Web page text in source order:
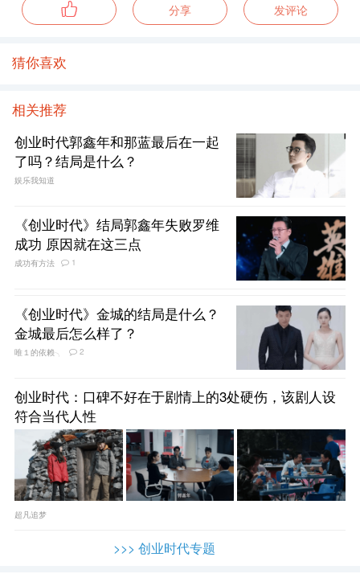
分享 发评论
猜你喜欢
相关推荐
创业时代郭鑫年和那蓝最后在一起
了吗？结局是什么？
娱乐我知道
《创业时代》结局郭鑫年失败罗维
成功 原因就在这三点
成功有方法 1
《创业时代》金城的结局是什么？
金城最后怎么样了？
唯１的依赖╮ 2
创业时代：口碑不好在于剧情上的3处硬伤，该剧人设
符合当代人性
超凡追梦
>>> 创业时代专题